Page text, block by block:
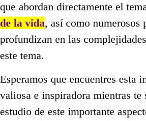
que abordan directamente el
de la vida, así como numerosos
profundizan en las
este tema.
Esperamos que encuentres esta
valiosa e inspiradora mientras te
estudio de este importante